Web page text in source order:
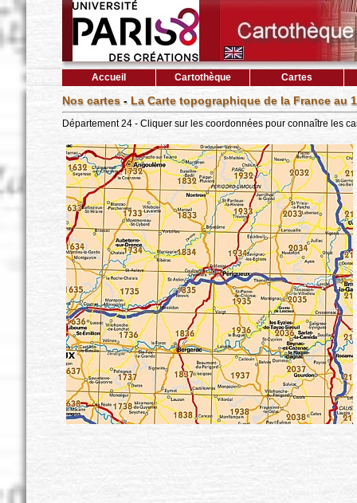
Accueil Cartothèque Cartes
Nos cartes- La Carte topographique de la France au
Département 24 - Cliquer sur les coordonnées pour connaître les